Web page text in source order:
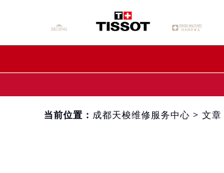
当前位置： 成都天梭维修服务中心 > 文章